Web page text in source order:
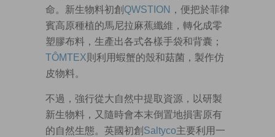
命。新生物料初創 QWSTION ，便把於菲律
賓高原種植的馬尼拉麻蕉纖維，轉化成零
塑膠布料，生產出各式各樣手袋和背囊；
TÔMTEX則利用蝦蟹的殼和菇菌，製作仿
皮物料。
不過，強行從大自然中提取資源，以研製
新生物料，又隨時會本末倒置地損害原有
的自然生態。英國初創 Saltyco主要利用一